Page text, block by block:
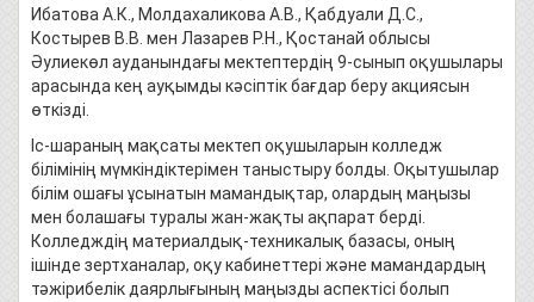
Ибатова А.К., Молдахаликова А.В., Қабдуали Д.С.,
Костырев В.В. мен Лазарев Р.Н., Қостанай облысы
Әулиекөл ауданындағы мектептердің 9-сынып оқушылары
арасында кең ауқымды кәсіптік бағдар беру акциясын
өткізді.
Іс-шараның мақсаты мектеп оқушыларын колледж
білімінің мүмкіндіктерімен таныстыру болды. Оқытушылар
білім ошағы ұсынатын мамандықтар, олардың маңызы
мен болашағы туралы жан-жақты ақпарат берді.
Колледждің материалдық-техникалық базасы, оның
ішінде зертханалар, оқу кабинеттері және мамандардың
тәжірибелік даярлығының маңызды аспектісі болып